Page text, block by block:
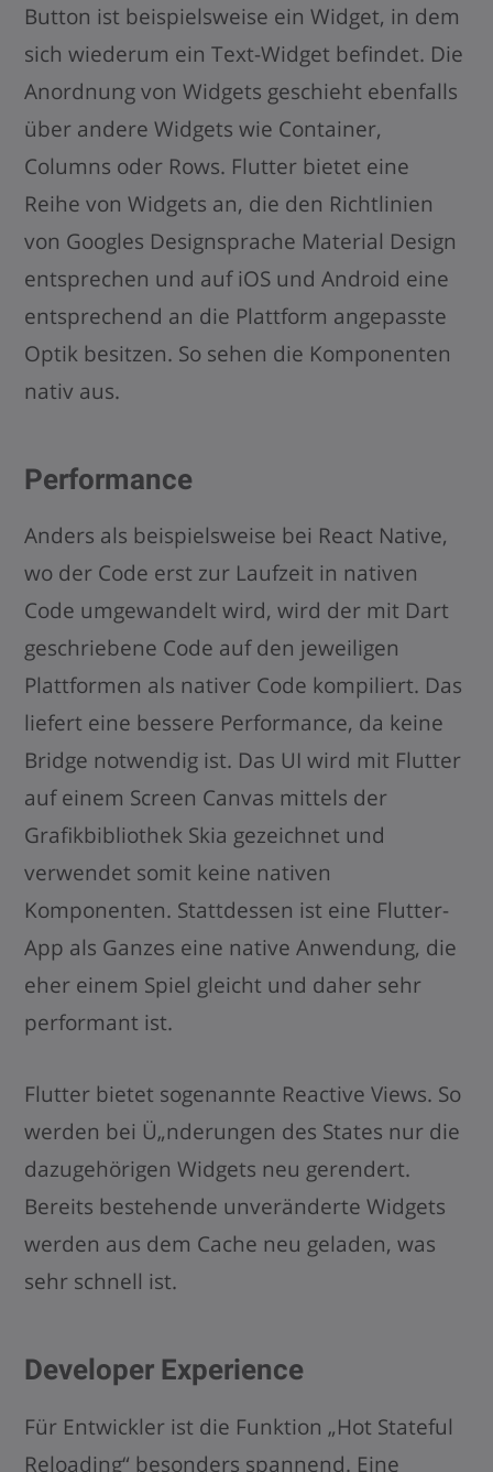
Button ist beispielsweise ein Widget, in dem
sich wiederum ein Text-Widget befindet. Die
Anordnung von Widgets geschieht ebenfalls
über andere Widgets wie Container,
Columns oder Rows. Flutter bietet eine
Reihe von Widgets an, die den Richtlinien
von Googles Designsprache Material Design
entsprechen und auf iOS und Android eine
entsprechend an die Plattform angepasste
Optik besitzen. So sehen die Komponenten
nativ aus.
Performance
Anders als beispielsweise bei React Native,
wo der Code erst zur Laufzeit in nativen
Code umgewandelt wird, wird der mit Dart
geschriebene Code auf den jeweiligen
Plattformen als nativer Code kompiliert. Das
liefert eine bessere Performance, da keine
Bridge notwendig ist. Das UI wird mit Flutter
auf einem Screen Canvas mittels der
Grafikbibliothek Skia gezeichnet und
verwendet somit keine nativen
Komponenten. Stattdessen ist eine Flutter-
App als Ganzes eine native Anwendung, die
eher einem Spiel gleicht und daher sehr
performant ist.
Flutter bietet sogenannte Reactive Views. So
werden bei Ü„nderungen des States nur die
dazugehörigen Widgets neu gerendert.
Bereits bestehende unveränderte Widgets
werden aus dem Cache neu geladen, was
sehr schnell ist.
Developer Experience
Für Entwickler ist die Funktion „Hot Stateful
Reloading“ besonders spannend. Eine